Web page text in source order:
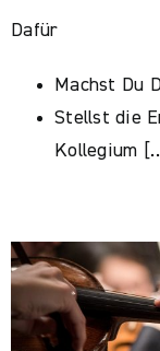
Dafür
Machst Du
Stellst die
Kollegium